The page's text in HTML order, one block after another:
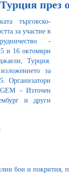
през
търговско-
за участие в
-
и 16 октомври
Турция.
за
Организатори
– Източен
и други
бои и покрития,